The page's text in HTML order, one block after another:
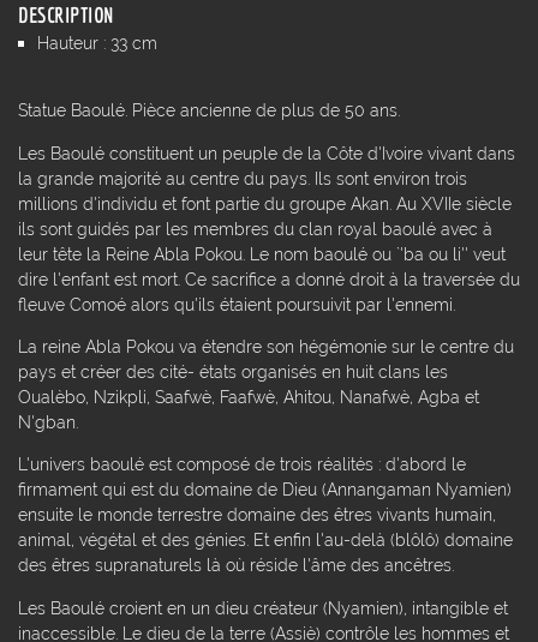
DESCRIPTION
Hauteur : 33 cm
Statue Baoulé. Pièce ancienne de plus de 50 ans.
Les Baoulé constituent un peuple de la Côte d'Ivoire vivant dans
la grande majorité au centre du pays. Ils sont environ trois
millions d'individu et font partie du groupe Akan. Au XVIIe siècle
ils sont guidés par les membres du clan royal baoulé avec à
leur tête la Reine Abla Pokou. Le nom baoulé ou `'ba ou li'' veut
dire l'enfant est mort. Ce sacrifice a donné droit à la traversée du
fleuve Comoé alors qu'ils étaient poursuivit par l'ennemi.
La reine Abla Pokou va étendre son hégémonie sur le centre du
pays et créer des cité- états organisés en huit clans les
Oualèbo, Nzikpli, Saafwè, Faafwè, Ahitou, Nanafwè, Agba et
N'gban.
L'univers baoulé est composé de trois réalités : d'abord le
firmament qui est du domaine de Dieu (Annangaman Nyamien)
ensuite le monde terrestre domaine des êtres vivants humain,
animal, végétal et des génies. Et enfin l'au-delà (blôlô) domaine
des êtres supranaturels là où réside l'âme des ancêtres.
Les Baoulé croient en un dieu créateur (Nyamien), intangible et
inaccessible. Le dieu de la terre (Assiè) contrôle les hommes et